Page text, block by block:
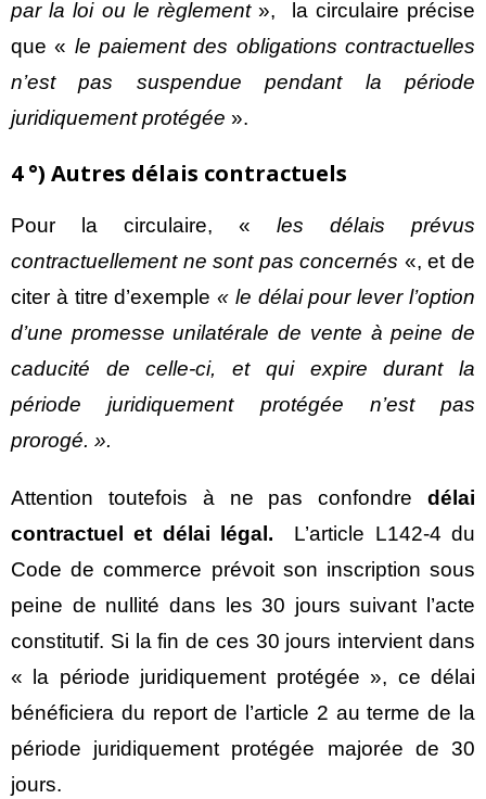
par la loi ou le règlement», la circulaire précise
que « le paiement des obligations contractuelles
n’est pas suspendue pendant la période
juridiquement protégée ».
4 °) Autres délais contractuels
Pour la circulaire, « les délais prévus
contractuellement ne sont pas concernés «, et de
citer à titre d’exemple« le délai pour lever l’option
d’une promesse unilatérale de vente à peine de
caducité de celle-ci, et qui expire durant la
période juridiquement protégée n’est pas
prorogé. ».
Attention toutefois à ne pas confondre délai
contractuel et délai légal. L’article L142-4 du
Code de commerce prévoit son inscription sous
peine de nullité dans les 30 jours suivant l’acte
constitutif. Si la fin de ces 30 jours intervient dans
« la période juridiquement protégée », ce délai
bénéficiera du report de l’article 2 au terme de la
période juridiquement protégée majorée de 30
jours.